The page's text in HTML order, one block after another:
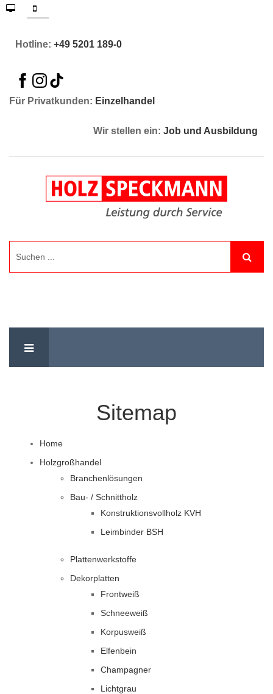
Hotline: +49 5201 189-0
Für Privatkunden: Einzelhandel
Wir stellen ein: Job und Ausbildung
Sitemap
Home
Holzgroßhandel
Branchenlösungen
Bau- / Schnittholz
Konstruktionsvollholz KVH
Leimbinder BSH
Plattenwerkstoffe
Dekorplatten
Frontweiß
Schneeweiß
Korpusweiß
Elfenbein
Champagner
Lichtgrau